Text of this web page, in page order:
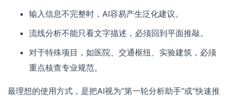
输入信息不完整时，AI容易产生泛化建议。
流线分析不能只看文字描述，必须回到平面推敲。
对于特殊项目，如医院、交通枢纽、实验建筑，必须
重点核查专业规范。
最理想的使用方式，是把AI视为“第一轮分析助手”或“快速推